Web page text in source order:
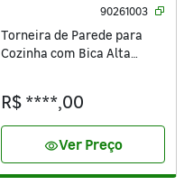
90261003
Torneira de Parede para
Cozinha com Bica Alta
R$ ****,00
visibilityVer Preço